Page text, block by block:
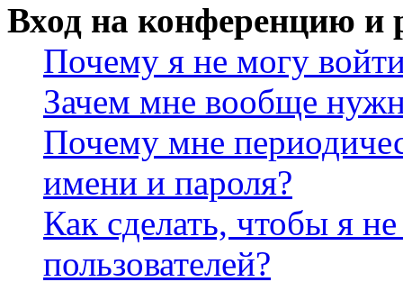
Вход на конференцию и
Почему я не могу
Зачем мне вообще
Почему мне
имени и пароля?
Как сделать, чтобы я
пользователей?